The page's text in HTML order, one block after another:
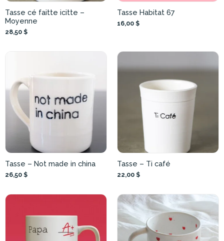
Tasse cé faitte icitte –
Moyenne
28,50 $
Tasse Habitat 67
16,00 $
Tasse – Not made in china
26,50 $
Tasse – Ti café
22,00 $